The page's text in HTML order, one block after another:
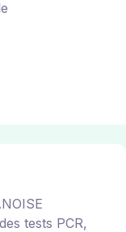
tests PCR,